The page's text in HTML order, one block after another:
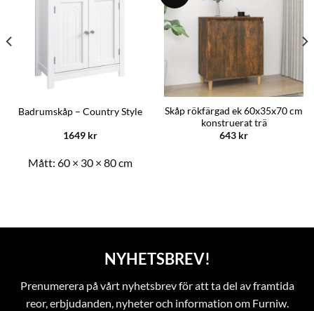
Badrumskåp – Country Style
1649 kr
Mått: 60 × 30 × 80 cm
Skåp rökfärgad ek 60x35x70 cm
konstruerat trä
643 kr
NYHETSBREV!
Prenumerera på vårt nyhetsbrev för att ta del av framtida
reor, erbjudanden, nyheter och information om Furniw.